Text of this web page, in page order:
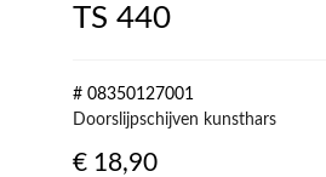
TS 440
# 08350127001
Doorslijpschijven kunsthars
€ 18,90